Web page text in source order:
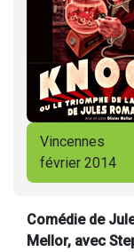
Vincennes
février 2014
Comédie de
Mellor, avec